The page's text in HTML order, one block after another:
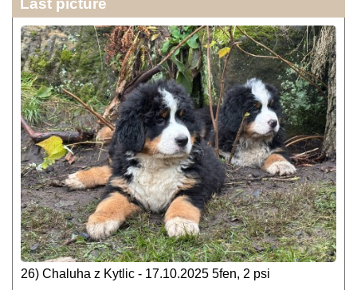
Last picture
26) Chaluha z Kytlic - 17.10.2025 5fen, 2 psi